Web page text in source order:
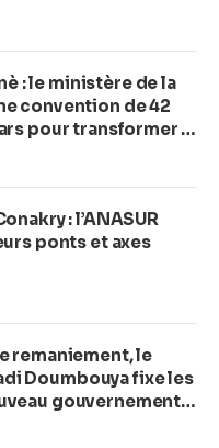
: le ministère de la
convention de 42
pour transformer la
balnéaire
: l’ANASUR
ponts et axes
remaniement, le
Doumbouya fixe les
gouvernement